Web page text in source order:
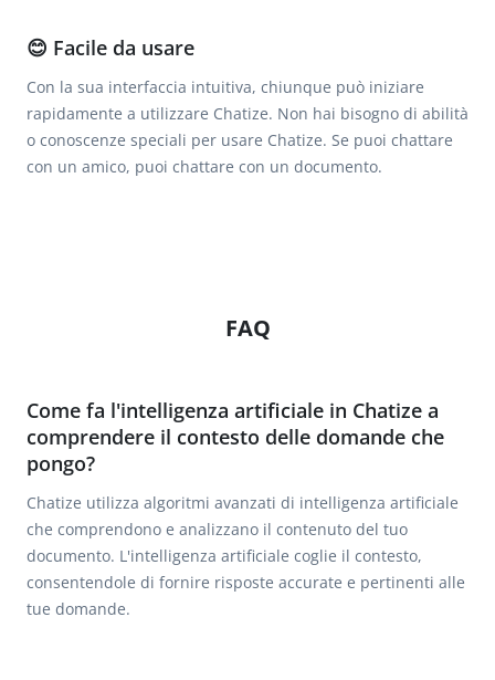
😊 Facile da usare
Con la sua interfaccia intuitiva, chiunque può iniziare
rapidamente a utilizzare Chatize. Non hai bisogno di abilità
o conoscenze speciali per usare Chatize. Se puoi chattare
con un amico, puoi chattare con un documento.
FAQ
Come fa l'intelligenza artificiale in Chatize a
comprendere il contesto delle domande che
pongo?
Chatize utilizza algoritmi avanzati di intelligenza artificiale
che comprendono e analizzano il contenuto del tuo
documento. L'intelligenza artificiale coglie il contesto,
consentendole di fornire risposte accurate e pertinenti alle
tue domande.